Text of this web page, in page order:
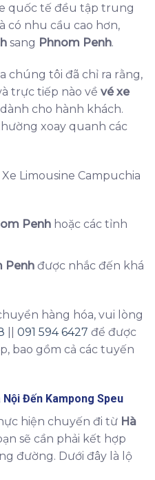
quốc tế đều tập trung
có nhu cầu cao hơn,
sang Phnom Penh.
chúng tôi đã chỉ ra rằng,
trực tiếp nào về vé xe
dành cho hành khách.
xoay quanh các
Penhhoặc các tỉnh
Penhđược nhắc đến khá
hàng hóa, vui lòng
091 594 6427 để được
bao gồm cả các tuyến
Nội Đến Kampong Speu
hiện chuyến đi từ Hà
sẽ cần phải kết hợp
đường. Dưới đây là lộ